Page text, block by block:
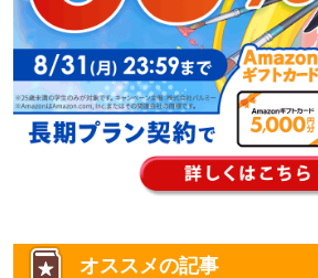
オススメの記事